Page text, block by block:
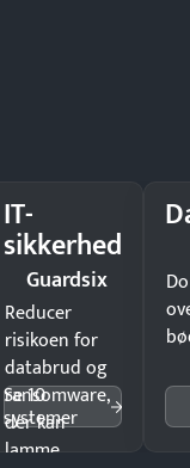
IT-
sikkerhed
Guardsix
Reducer
risikoen for
databrud og
ransomware,
der kan
lamme
Se 10
systemer